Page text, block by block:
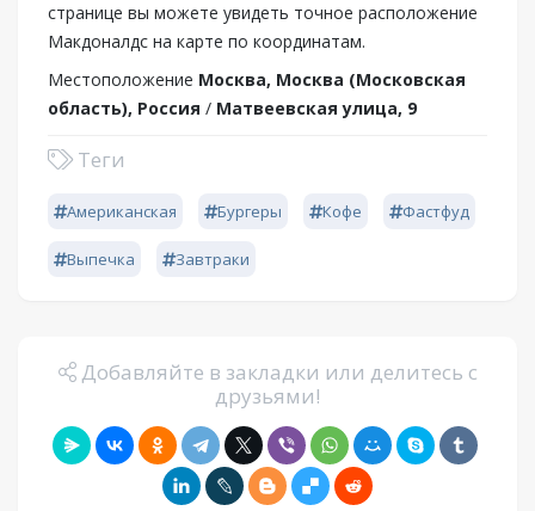
странице вы можете увидеть точное расположение
Макдоналдс на карте по координатам.
Местоположение Москва, Москва (Московская
область), Россия / Матвеевская улица, 9
Теги
Американская Бургеры Кофе Фастфуд
Выпечка Завтраки
Добавляйте в закладки или делитесь с
друзьями!